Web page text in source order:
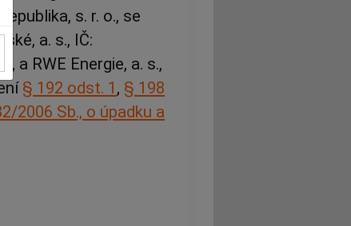
s. r. o., se
a. s., IČ:
a RWE Energie, a. s.,
§ 192 odst. 1 , § 198
2006 Sb., o úpadku a